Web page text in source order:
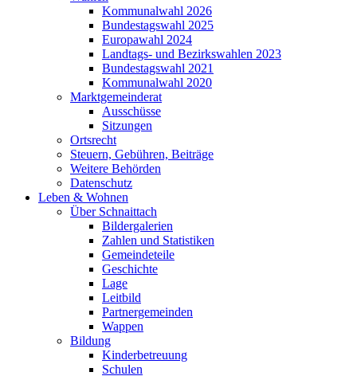
Kommunalwahl 2026
Bundestagswahl 2025
Europawahl 2024
Landtags- und Bezirkswahlen 2023
Bundestagswahl 2021
Kommunalwahl 2020
Marktgemeinderat
Ausschüsse
Sitzungen
Ortsrecht
Steuern, Gebühren, Beiträge
Weitere Behörden
Datenschutz
Leben & Wohnen
Über Schnaittach
Bildergalerien
Zahlen und Statistiken
Gemeindeteile
Geschichte
Lage
Leitbild
Partnergemeinden
Wappen
Bildung
Kinderbetreuung
Schulen